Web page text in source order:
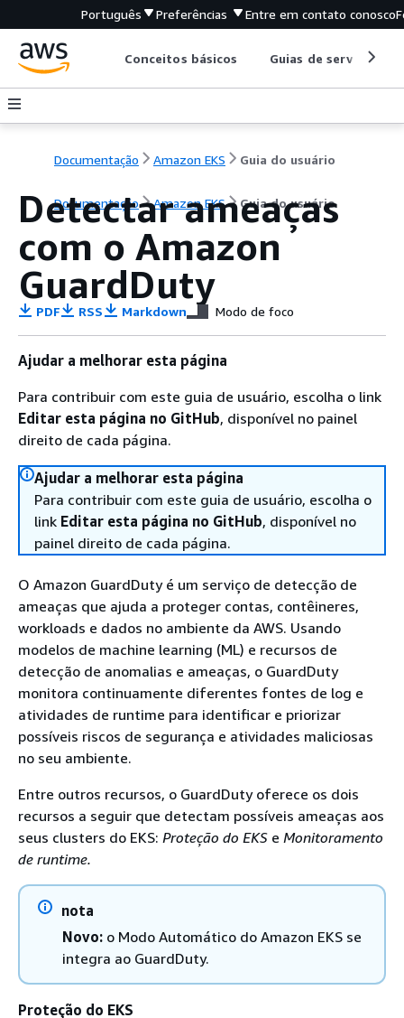
Português Preferências Entre em contato conosco
Conceitos básicos Guias de serviço
Documentação Amazon EKS Guia do usuário
Documentação Amazon EKS Guia do usuário
Detectar ameaças
com o Amazon
GuardDuty
PDF RSS Markdown Modo de foco
Ajudar a melhorar esta página
Para contribuir com este guia de usuário, escolha o link
Editar esta página no GitHub, disponível no painel
direito de cada página.
Ajudar a melhorar esta página
Para contribuir com este guia de usuário, escolha o
link Editar esta página no GitHub, disponível no
painel direito de cada página.
O Amazon GuardDuty é um serviço de detecção de
ameaças que ajuda a proteger contas, contêineres,
workloads e dados no ambiente da AWS. Usando
modelos de machine learning (ML) e recursos de
detecção de anomalias e ameaças, o GuardDuty
monitora continuamente diferentes fontes de log e
atividades de runtime para identificar e priorizar
possíveis riscos de segurança e atividades maliciosas
no seu ambiente.
Entre outros recursos, o GuardDuty oferece os dois
recursos a seguir que detectam possíveis ameaças aos
seus clusters do EKS: Proteção do EKS e Monitoramento
de runtime.
nota
Novo: o Modo Automático do Amazon EKS se
integra ao GuardDuty.
Proteção do EKS